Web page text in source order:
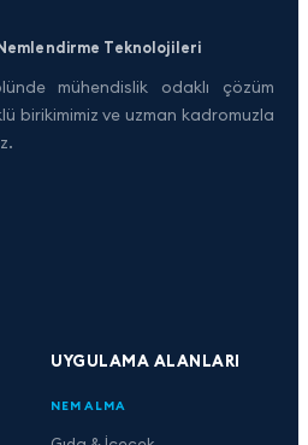
Teknolojileri
mühendislik odaklı çözüm
birikimimiz ve uzman kadromuzla
UYGULAMA ALANLARI
NEM ALMA